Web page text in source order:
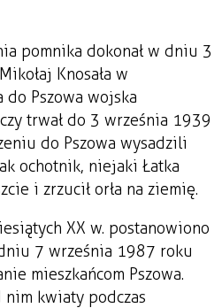
pomnika dokonał w dniu 3
Knosała w
Pszowa wojska
trwał do 3 września 1939
do Pszowa wysadzili
ochotnik, niejaki Łatka
i zrzucił orła na ziemię.
XX w. postanowiono
7 września 1987 roku
mieszkańcom Pszowa.
nim kwiaty podczas